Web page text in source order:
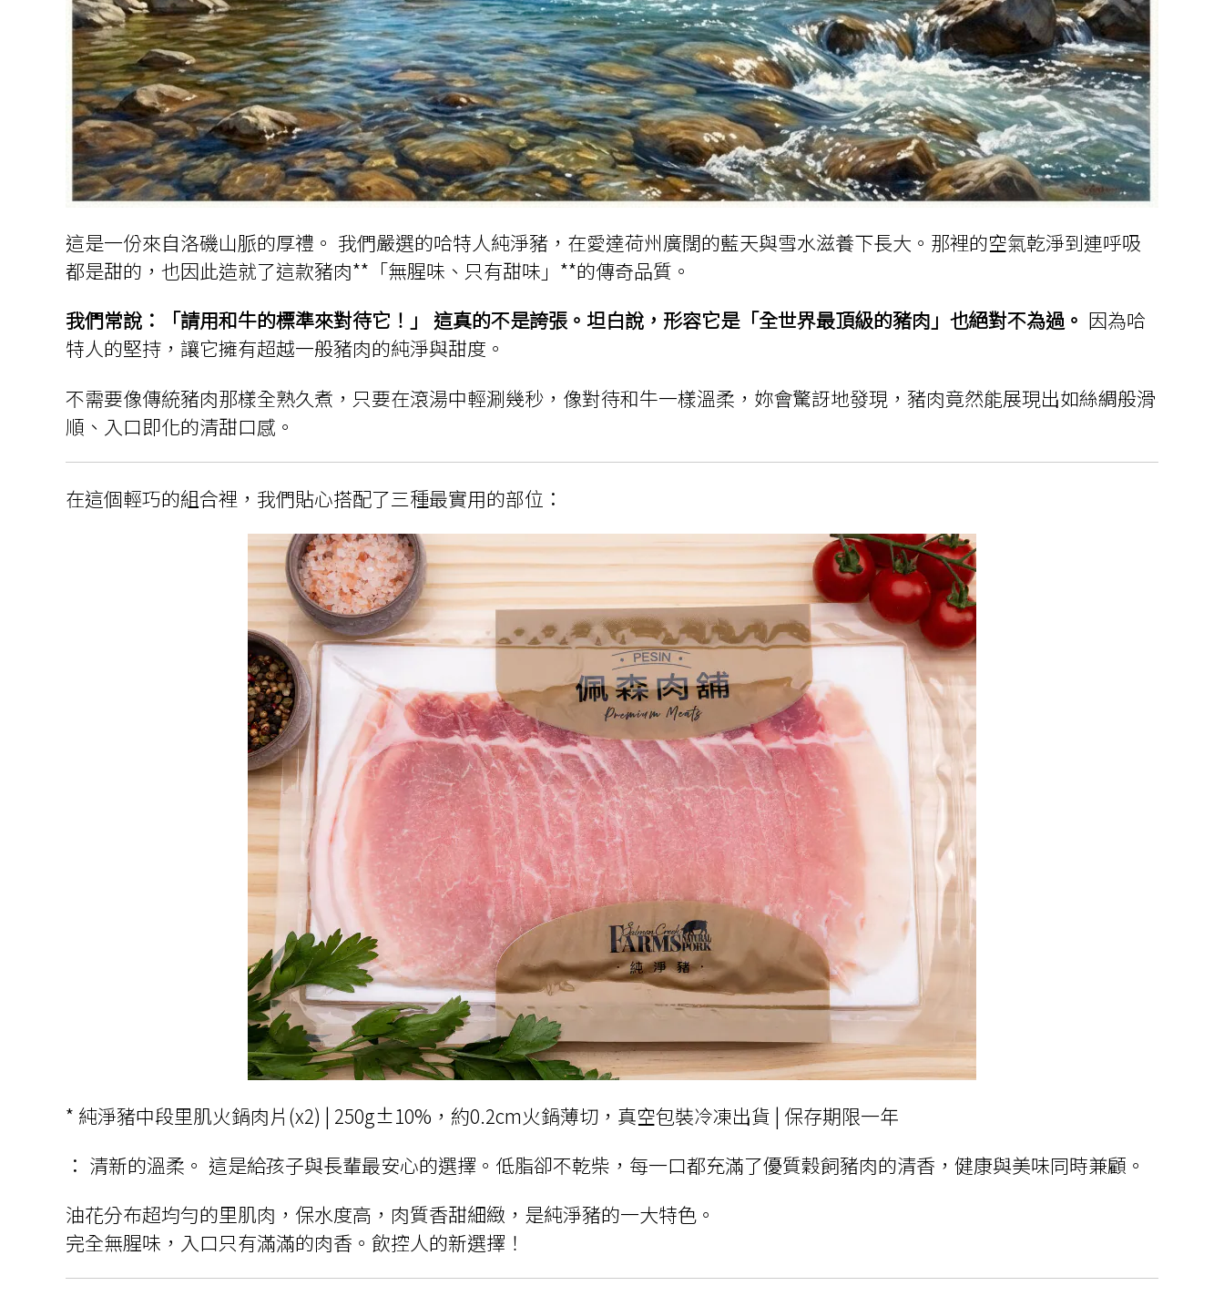
這是一份來自洛磯山脈的厚禮。 我們嚴選的哈特人純淨豬，在愛達荷州廣闊的藍天與雪水滋養下長大。那裡的空氣乾淨到連呼吸
都是甜的，也因此造就了這款豬肉**「無腥味、只有甜味」**的傳奇品質。
我們常說：「請用和牛的標準來對待它！」 這真的不是誇張。坦白說，形容它是「全世界最頂級的豬肉」也絕對不為過。 因為哈
特人的堅持，讓它擁有超越一般豬肉的純淨與甜度。
不需要像傳統豬肉那樣全熟久煮，只要在滾湯中輕涮幾秒，像對待和牛一樣溫柔，妳會驚訝地發現，豬肉竟然能展現出如絲綢般滑
順、入口即化的清甜口感。
在這個輕巧的組合裡，我們貼心搭配了三種最實用的部位：
* 純淨豬中段里肌火鍋肉片(x2) | 250g±10%，約0.2cm火鍋薄切，真空包裝冷凍出貨 | 保存期限一年
： 清新的溫柔。 這是給孩子與長輩最安心的選擇。低脂卻不乾柴，每一口都充滿了優質穀飼豬肉的清香，健康與美味同時兼顧。
油花分布超均勻的里肌肉，保水度高，肉質香甜細緻，是純淨豬的一大特色。
完全無腥味，入口只有滿滿的肉香。飲控人的新選擇！